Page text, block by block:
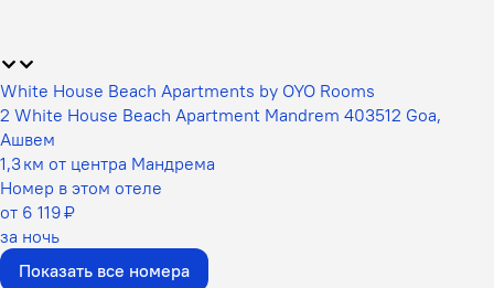
White House Beach Apartments by OYO Rooms
2 White House Beach Apartment Mandrem 403512 Goa,
Ашвем
1,3 км от центра Мандрема
Номер в этом отеле
от 6 119 ₽
за ночь
Показать все номера